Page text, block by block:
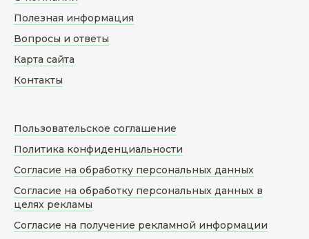
Полезная информация
Вопросы и ответы
Карта сайта
Контакты
Пользовательское соглашение
Политика конфиденциальности
Согласие на обработку персональных данных
Согласие на обработку персональных данных в
целях рекламы
Согласие на получение рекламной информации